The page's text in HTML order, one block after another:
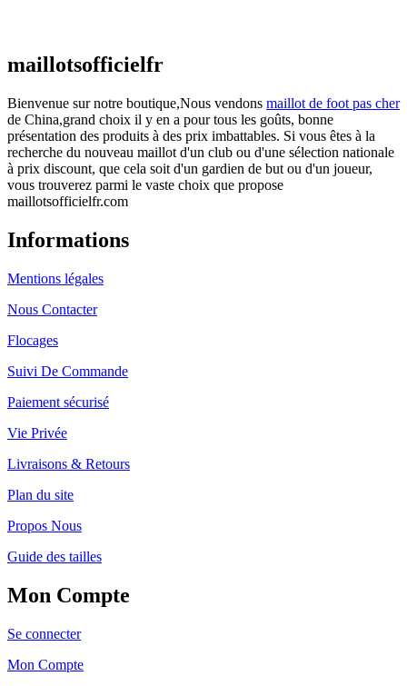
maillotsofficielfr
Bienvenue sur notre boutique,Nous vendons maillot de foot pas cher
de China,grand choix il y en a pour tous les goûts, bonne
présentation des produits à des prix imbattables. Si vous êtes à la
recherche du nouveau maillot d'un club ou d'une sélection nationale
à prix discount, que cela soit d'un gardien de but ou d'un joueur,
vous trouverez parmi le vaste choix que propose
maillotsofficielfr.com
Informations
Mentions légales
Nous Contacter
Flocages
Suivi De Commande
Paiement sécurisé
Vie Privée
Livraisons & Retours
Plan du site
Propos Nous
Guide des tailles
Mon Compte
Se connecter
Mon Compte